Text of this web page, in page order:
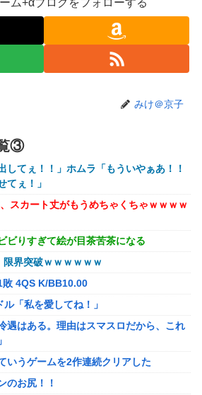
てる女の末路ｗｗｗｗｗｗｗｗｗｗｗ
ムージーにキウイ皮ごと入れよ。これ美
」→ 結果…
ヤーが死ぬ気で痩せた結果ｗｗｗｗ
殺の犯人、ツェリードニヒで確定！ク
コに渡って2球団を即クビ→SNS更新が3
不明に
ないが消費税1%になったらその分商品
れた大物芸人さん(63)、晒されたLINEが
ｗｗｗｗｗ(画像ｱﾘ)
すぎて炎上するｗｗｗｗ
、がんを公表「大腸癌になってしまいま
見られてステージ4です」
のミーティアが二次も即完売なの大人
リしたんだが
め腐ったネタビルドで床舐めしまくる
？」みたいな寒い奴
みけ＠京子
③
してぇ！！」ホムラ「もういやぁあ！！
てぇ！」
スカート丈がもうめちゃくちゃｗｗｗｗ
ビりすぎて絵が目茶苦茶になる
限界突破ｗｗｗｗｗｗ
4QS K/BB10.00
ル「私を愛してね！」
遇はある。理由はスマスロだから、これ
いうゲームを2作連続クリアした
お尻！！